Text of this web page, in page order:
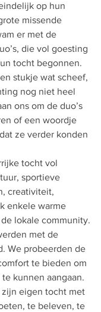
op hun
missende
er met de
die vol goesting
tocht begonnen.
stukje wat scheef,
nog niet heel
ons om de duo’s
of een woordje
ze verder konden
tocht vol
sportieve
creativiteit,
enkele warme
lokale community.
met de
We probeerden de
te bieden om
kunnen aangaan.
zijn eigen tocht met
te beleven, te